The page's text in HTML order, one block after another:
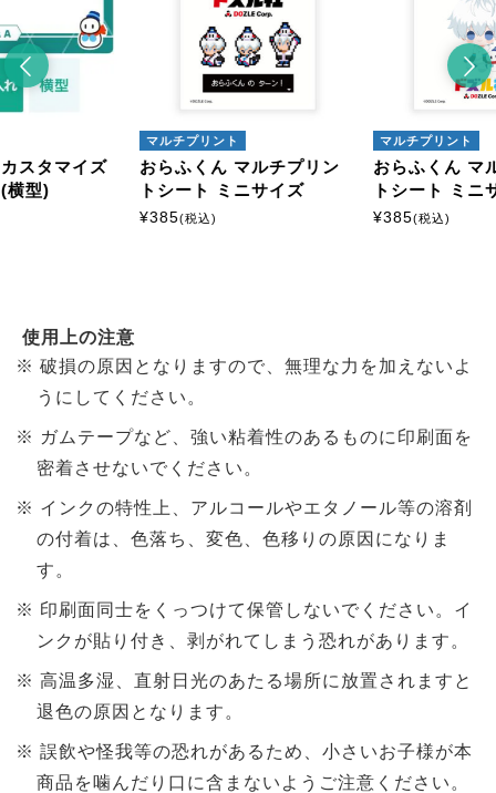
おらふくん マルチプリン
トシート ミニサイズ
おらふくん マルチプリン
トシート ミニサイズ
使用上の注意
破損の原因となりますので、無理な力を加えないよ
うにしてください。
ガムテープなど、強い粘着性のあるものに印刷面を
密着させないでください。
インクの特性上、アルコールやエタノール等の溶剤
の付着は、色落ち、変色、色移りの原因になりま
す。
印刷面同士をくっつけて保管しないでください。イ
ンクが貼り付き、剥がれてしまう恐れがあります。
高温多湿、直射日光のあたる場所に放置されますと
退色の原因となります。
誤飲や怪我等の恐れがあるため、小さいお子様が本
商品を噛んだり口に含まないようご注意ください。